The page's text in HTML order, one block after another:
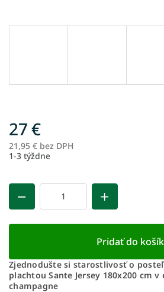
27 €
21,95 € bez DPH
1-3 týždne
Pridať do
Zjednodušte si starostlivosť o
plachtou Sante Jersey 180x200 cm
champagne